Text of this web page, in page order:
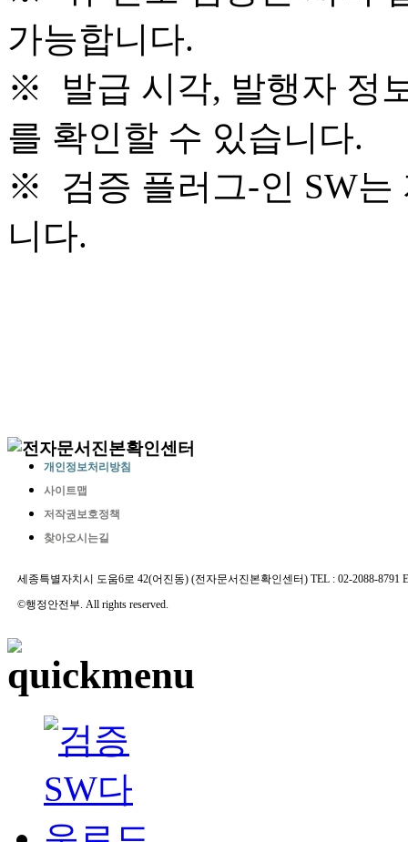
가능합니다.
※ 발급 시각, 발행자 정
를 확인할 수 있습니다.
※ 검증 플러그-인 SW는
니다.
개인정보처리방침
사이트맵
저작권보호정책
찾아오시는길
세종특별자치시 도움6로 42(어진동) (전자문서진본확인센터) TEL : 02-2088-8791
©행정안전부. All rights reserved.